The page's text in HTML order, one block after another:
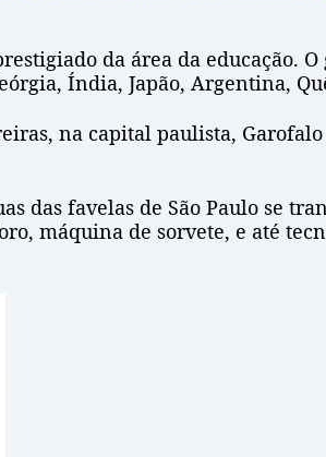
da área da educação.
Índia, Japão, Argentina,
na capital paulista,
das favelas de São Paulo se
máquina de sorvete, e até